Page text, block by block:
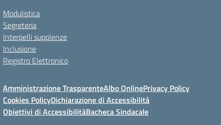
Modulistica
Segreteria
Interpelli supplenze
Inclusione
Registro Elettronico
Amministrazione TrasparenteAlbo OnlinePrivacy Policy
Cookies PolicyDichiarazione di Accessibilità
Obiettivi di AccessibilitàBacheca Sindacale